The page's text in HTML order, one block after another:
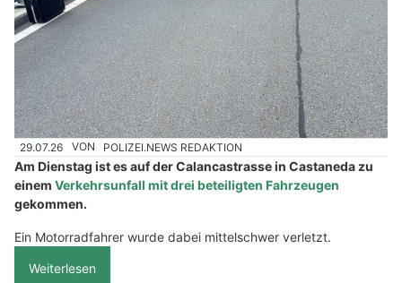
29.07.26 VON POLIZEI.NEWS REDAKTION
Am Dienstag ist es auf der Calancastrasse in Castaneda zu
einem Verkehrsunfall mit drei beteiligten Fahrzeugen
gekommen.
Ein Motorradfahrer wurde dabei mittelschwer verletzt.
Weiterlesen